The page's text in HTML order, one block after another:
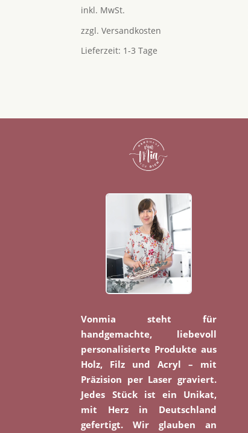
von 5
inkl. MwSt.
zzgl.Versandkosten
Lieferzeit: 1-3 Tage
Vonmia steht für
handgemachte, liebevoll
personalisierte Produkte aus
Holz, Filz und Acryl – mit
Präzision per Laser graviert.
Jedes Stück ist ein Unikat,
mit Herz in Deutschland
gefertigt. Wir glauben an